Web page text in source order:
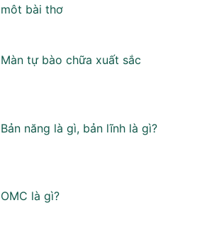
môt bài thơ
Màn tự bào chữa xuất sắc
Bản năng là gì, bản lĩnh là gì?
OMC là gì?